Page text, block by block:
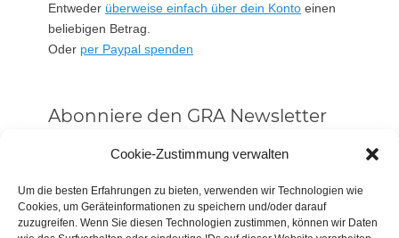
Cookie-Zustimmung verwalten
Um die besten Erfahrungen zu bieten, verwenden wir Technologien wie
Cookies, um Geräteinformationen zu speichern und/oder darauf
zuzugreifen. Wenn Sie diesen Technologien zustimmen, können wir Daten
Entweder überweise einfach über dein Konto einen
beliebigen Betrag.
Oder per Paypal spenden
Abonniere den GRA Newsletter
Vorname oder ganzer Name
Email